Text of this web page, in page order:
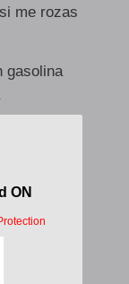
me rozas
gasolina